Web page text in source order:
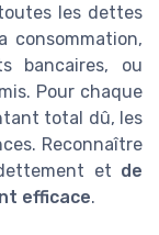
les dettes
consommation,
bancaires, ou
Pour chaque
total dû, les
Reconnaître
et de
efficace.